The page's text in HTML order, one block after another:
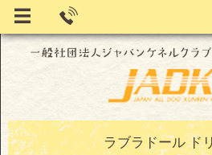
ラブラドール ド